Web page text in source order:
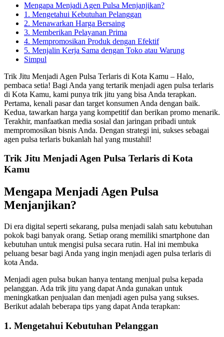
Mengapa Menjadi Agen Pulsa Menjanjikan?
1. Mengetahui Kebutuhan Pelanggan
2. Menawarkan Harga Bersaing
3. Memberikan Pelayanan Prima
4. Mempromosikan Produk dengan Efektif
5. Menjalin Kerja Sama dengan Toko atau Warung
Simpul
Trik Jitu Menjadi Agen Pulsa Terlaris di Kota Kamu – Halo,
pembaca setia! Bagi Anda yang tertarik menjadi agen pulsa terlaris
di Kota Kamu, kami punya trik jitu yang bisa Anda terapkan.
Pertama, kenali pasar dan target konsumen Anda dengan baik.
Kedua, tawarkan harga yang kompetitif dan berikan promo menarik.
Terakhir, manfaatkan media sosial dan jaringan pribadi untuk
mempromosikan bisnis Anda. Dengan strategi ini, sukses sebagai
agen pulsa terlaris bukanlah hal yang mustahil!
Trik Jitu Menjadi Agen Pulsa Terlaris di Kota
Kamu
Mengapa Menjadi Agen Pulsa
Menjanjikan?
Di era digital seperti sekarang, pulsa menjadi salah satu kebutuhan
pokok bagi banyak orang. Setiap orang memiliki smartphone dan
kebutuhan untuk mengisi pulsa secara rutin. Hal ini membuka
peluang besar bagi Anda yang ingin menjadi agen pulsa terlaris di
kota Anda.
Menjadi agen pulsa bukan hanya tentang menjual pulsa kepada
pelanggan. Ada trik jitu yang dapat Anda gunakan untuk
meningkatkan penjualan dan menjadi agen pulsa yang sukses.
Berikut adalah beberapa tips yang dapat Anda terapkan:
1. Mengetahui Kebutuhan Pelanggan